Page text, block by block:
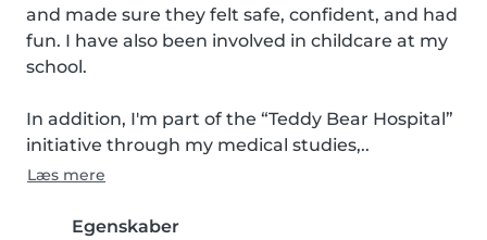
and made sure they felt safe, confident, and had
fun. I have also been involved in childcare at my
school.
In addition, I'm part of the “Teddy Bear Hospital”
initiative through my medical studies,..
Læs mere
Egenskaber